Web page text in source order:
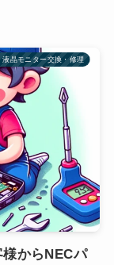
液晶モニター交換・修理
からNECパ